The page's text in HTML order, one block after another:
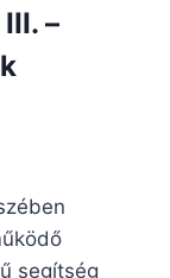
–
segítség